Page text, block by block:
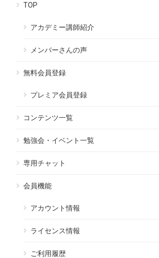
TOP
アカデミー講師紹介
メンバーさんの声
無料会員登録
プレミア会員登録
コンテンツ一覧
勉強会・イベント一覧
専用チャット
会員機能
アカウント情報
ライセンス情報
ご利用履歴